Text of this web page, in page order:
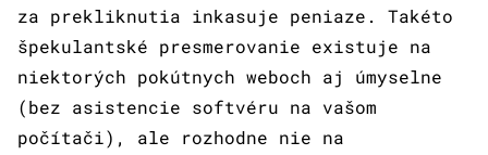
za prekliknutia inkasuje peniaze. Takéto
špekulantské presmerovanie existuje na
niektorých pokútnych weboch aj úmyselne
(bez asistencie softvéru na vašom
počítači), ale rozhodne nie na